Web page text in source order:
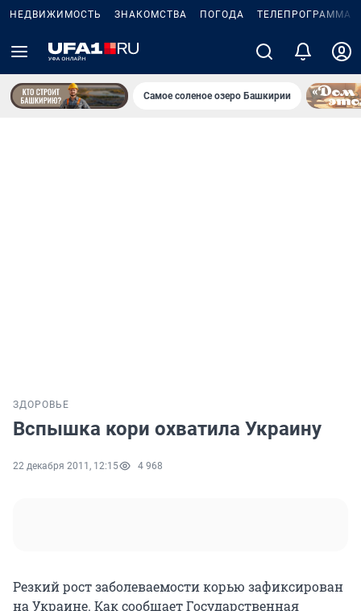
НЕДВИЖИМОСТЬ ЗНАКОМСТВА ПОГОДА ТЕЛЕПРОГРАММА
Самое соленое озеро Башкирии
ЗДОРОВЬЕ
Вспышка кори охватила Украину
22 декабря 2011, 12:15 4 968
Резкий рост заболеваемости корью зафиксирован
на Украине. Как сообщает Государственная